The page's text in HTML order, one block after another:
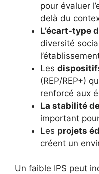
pour évaluer
delà du
L’écart-type
diversité
Les
(REP/REP+)
renforcé aux
La stabilité
important
Les projets
créent un
Un faible IPS peut